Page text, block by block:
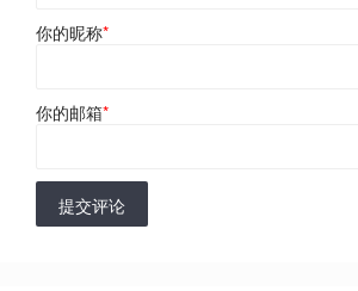
你的昵称*
你的邮箱*
提交评论